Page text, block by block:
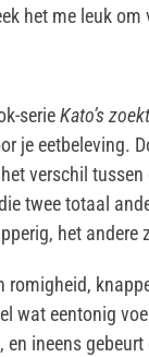
het me leuk
serieKato’s
je eetbeleving.
verschil
twee totaal
het andere
romigheid,
wat eentonig
en ineens